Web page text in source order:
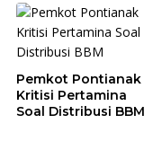
PLBN Entikong
Pemkot Pontianak
Kritisi Pertamina
Soal Distribusi BBM